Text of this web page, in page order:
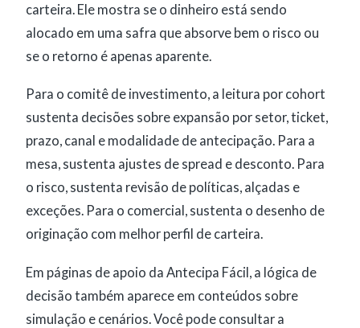
carteira. Ele mostra se o dinheiro está sendo
alocado em uma safra que absorve bem o risco ou
se o retorno é apenas aparente.
Para o comitê de investimento, a leitura por cohort
sustenta decisões sobre expansão por setor, ticket,
prazo, canal e modalidade de antecipação. Para a
mesa, sustenta ajustes de spread e desconto. Para
o risco, sustenta revisão de políticas, alçadas e
exceções. Para o comercial, sustenta o desenho de
originação com melhor perfil de carteira.
Em páginas de apoio da Antecipa Fácil, a lógica de
decisão também aparece em conteúdos sobre
simulação e cenários. Você pode consultar a